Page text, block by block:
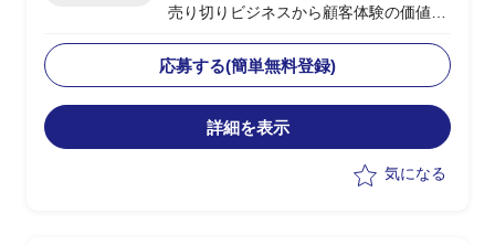
売り切りビジネスから顧客体験の価値提
ネスモデルへの変革期を迎えている
・新たなビジネスモデル実現の一環とし
てデジタル、データを活用した新たなプ
ラットフォームの企画、構築を実行中
能の企画と開発におけるプロダクト(ア
応募する(簡単無料登録)
詳細を表示
気になる